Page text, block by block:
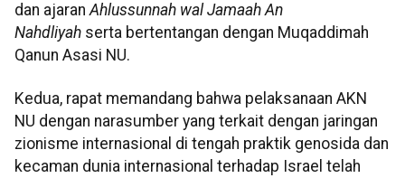
dan ajaranAhlussunnah wal Jamaah An
Nahdliyah serta bertentangan dengan Muqaddimah
Qanun Asasi NU.
Kedua, rapat memandang bahwa pelaksanaan AKN
NU dengan narasumber yang terkait dengan jaringan
zionisme internasional di tengah praktik genosida dan
kecaman dunia internasional terhadap Israel telah